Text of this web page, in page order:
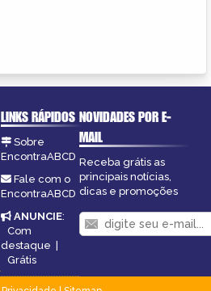
LINKS RÁPIDOS
Sobre
EncontraABCD
Fale com o
EncontraABCD
ANUNCIE:
Com
destaque
Grátis
NOVIDADES POR E-
MAIL
Receba grátis as
principais notícias,
dicas e promoções